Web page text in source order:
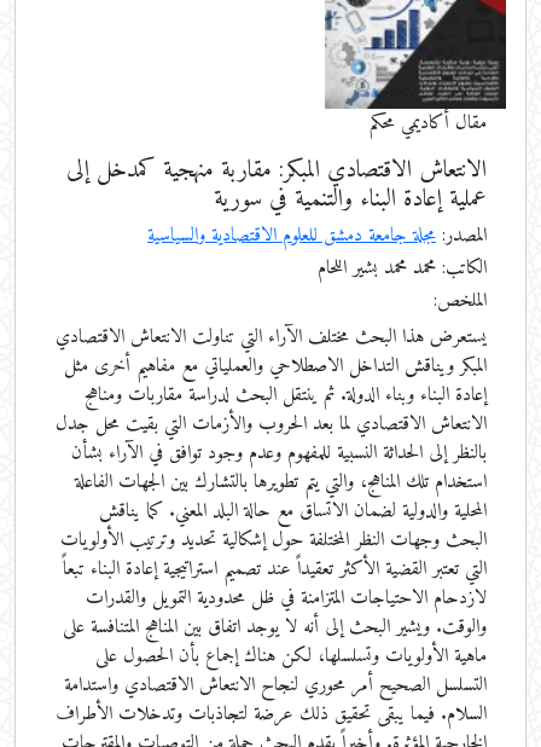
مقال أكاديمي محكم
الانتعاش الاقتصادي المبكر: مقاربة منهجية كمدخل إلى
عملية إعادة البناء والتنمية في سورية
المصدر:مجلة جامعة دمشق للعلوم الاقتصادية والسياسية
الكاتب: محمد محمد بشير اللحام
الملخص:
يستعرض هذا البحث مختلف الآراء التي تناولت الانتعاش الاقتصادي
المبكر ويناقش التداخل الاصطلاحي والعملياتي مع مفاهيم أخرى مثل
إعادة البناء وبناء الدولة. ثم ينتقل البحث لدراسة مقاربات ومناهج
الانتعاش الاقتصادي لما بعد الحروب والأزمات التي بقيت محل جدل
بالنظر إلى الحداثة النسبية للمفهوم وعدم وجود توافق في الآراء بشأن
استخدام تلك المناهج، والتي يتم تطويرها بالتشارك بين الجهات الفاعلة
المحلية والدولية لضمان الاتساق مع حالة البلد المعني. كما يناقش
البحث وجهات النظر المختلفة حول إشكالية تحديد وترتيب الأولويات
التي تعتبر القضية الأكثر تعقيداً عند تصميم استراتيجية إعادة البناء تبعاً
لازدحام الاحتياجات المتزامنة في ظل محدودية التمويل والقدرات
والوقت. ويشير البحث إلى أنه لا يوجد اتفاق بين المناهج المتنافسة على
ماهية الأولويات وتسلسلها، لكن هناك إجماع بأن الحصول على
التسلسل الصحيح أمر محوري لنجاح الانتعاش الاقتصادي واستدامة
السلام. فيما يبقى تحقيق ذلك عرضة لتجاذبات وتدخلات الأطراف